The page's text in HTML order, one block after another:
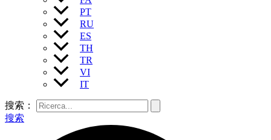
PT
RU
ES
TH
TR
VI
IT
搜索：
搜索